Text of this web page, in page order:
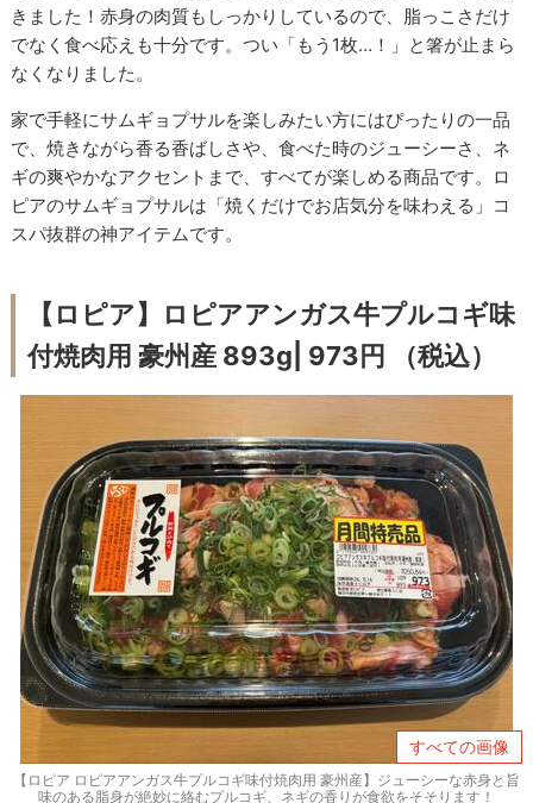
きました！赤身の肉質もしっかりしているので、脂っこさだけ
でなく食べ応えも十分です。つい「もう1枚…！」と箸が止まら
なくなりました。
家で手軽にサムギョプサルを楽しみたい方にはぴったりの一品
で、焼きながら香る香ばしさや、食べた時のジューシーさ、ネ
ギの爽やかなアクセントまで、すべてが楽しめる商品です。ロ
ピアのサムギョプサルは「焼くだけでお店気分を味わえる」コ
スパ抜群の神アイテムです。
【ロピア】ロピアアンガス牛プルコギ味
付焼肉用 豪州産 893g| 973円 （税込）
すべての画像
【ロピア ロピアアンガス牛プルコギ味付焼肉用 豪州産】ジューシーな赤身と旨
味のある脂身が絶妙に絡むプルコギ、ネギの香りが食欲をそそります！